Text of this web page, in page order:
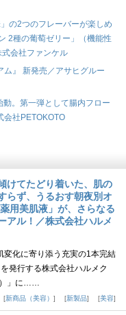
の2つのフレーバーが楽しめ
2種の葡萄ゼリー」（機能性
会社ファンケル
』 新発売／アサヒグルー
。第一弾として腸内フロー
会社PETOKOTO
けてたどり着いた、肌の
らず、うるおす朝夜別オ
用美肌液」が、さらなる
アル！／株式会社ハルメ
変化に寄り添う充実の1本完結
発行する株式会社ハルメク
）」に……
新商品（美容） 新製品 美容